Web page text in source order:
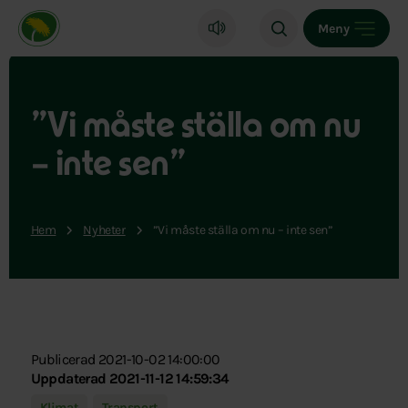
Miljöpartiet de gröna, startsida
Meny
”Vi måste ställa om nu
– inte sen”
Hem Nyheter ”Vi måste ställa om nu – inte sen”
Publicerad 2021-10-02 14:00:00
Uppdaterad 2021-11-12 14:59:34